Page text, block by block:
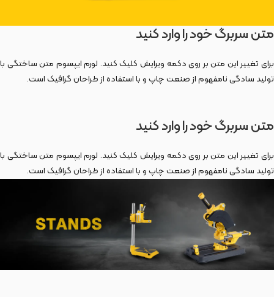
متن سربرگ خود را وارد کنید
برای تغییر این متن بر روی دکمه ویرایش کلیک کنید. لورم ایپسوم متن ساختگی با
تولید سادگی نامفهوم از صنعت چاپ و با استفاده از طراحان گرافیک است.
متن سربرگ خود را وارد کنید
برای تغییر این متن بر روی دکمه ویرایش کلیک کنید. لورم ایپسوم متن ساختگی با
تولید سادگی نامفهوم از صنعت چاپ و با استفاده از طراحان گرافیک است.